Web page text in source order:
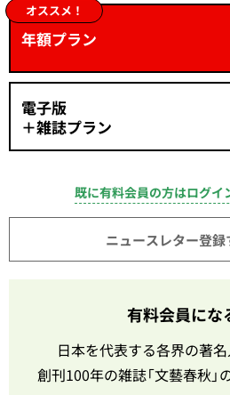
オススメ！
年額プラン
電子版
＋雑誌プラン
既に有料会員の方はログイ
ニュースレター登録
有料会員に
日本を代表する各界の著
創刊100年の雑誌「文藝春秋」